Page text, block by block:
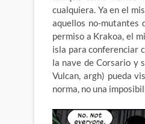
cualquiera. Ya en el
aquellos no-mutantes
permiso a Krakoa, el
isla para conferenciar
la nave de Corsario y
Vulcan, argh) pueda
norma, no una